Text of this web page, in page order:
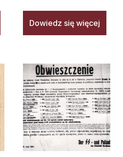
Dowiedz się więcej